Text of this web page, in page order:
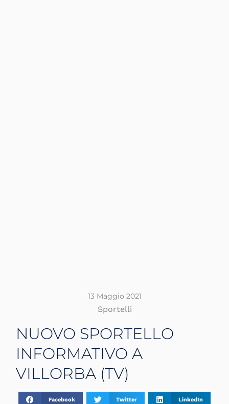
13 Maggio 2021
Sportelli
NUOVO SPORTELLO
INFORMATIVO A
VILLORBA (TV)
Facebook Twitter LinkedIn